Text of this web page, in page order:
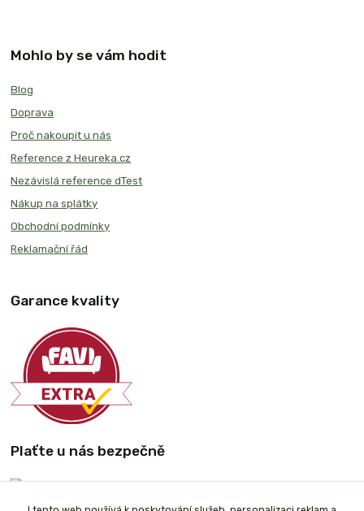
Mohlo by se vám hodit
Blog
Doprava
Proč nakoupit u nás
Reference z Heureka.cz
Nezávislá reference dTest
Nákup na splátky
Obchodní podmínky
Reklamační řád
Garance kvality
Plaťte u nás bezpečně